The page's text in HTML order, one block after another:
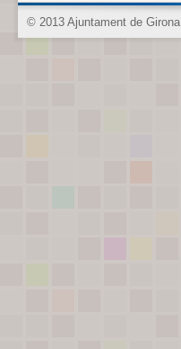
© 2013 Ajuntament de Girona